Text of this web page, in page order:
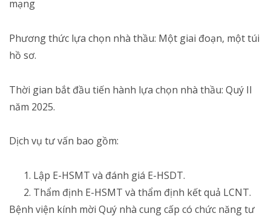
mạng
Phương thức lựa chọn nhà thầu: Một giai đoạn, một túi
hồ sơ.
Thời gian bắt đầu tiến hành lựa chọn nhà thầu: Quý II
năm 2025.
Dịch vụ tư vấn bao gồm:
Lập E-HSMT và đánh giá E-HSDT.
Thẩm định E-HSMT và thẩm định kết quả LCNT.
Bệnh viện kính mời Quý nhà cung cấp có chức năng tư